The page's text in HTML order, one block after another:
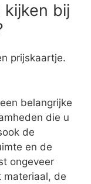
kijken bij
prijskaartje.
belangrijke
die u
de
en de
ongeveer
materiaal, de